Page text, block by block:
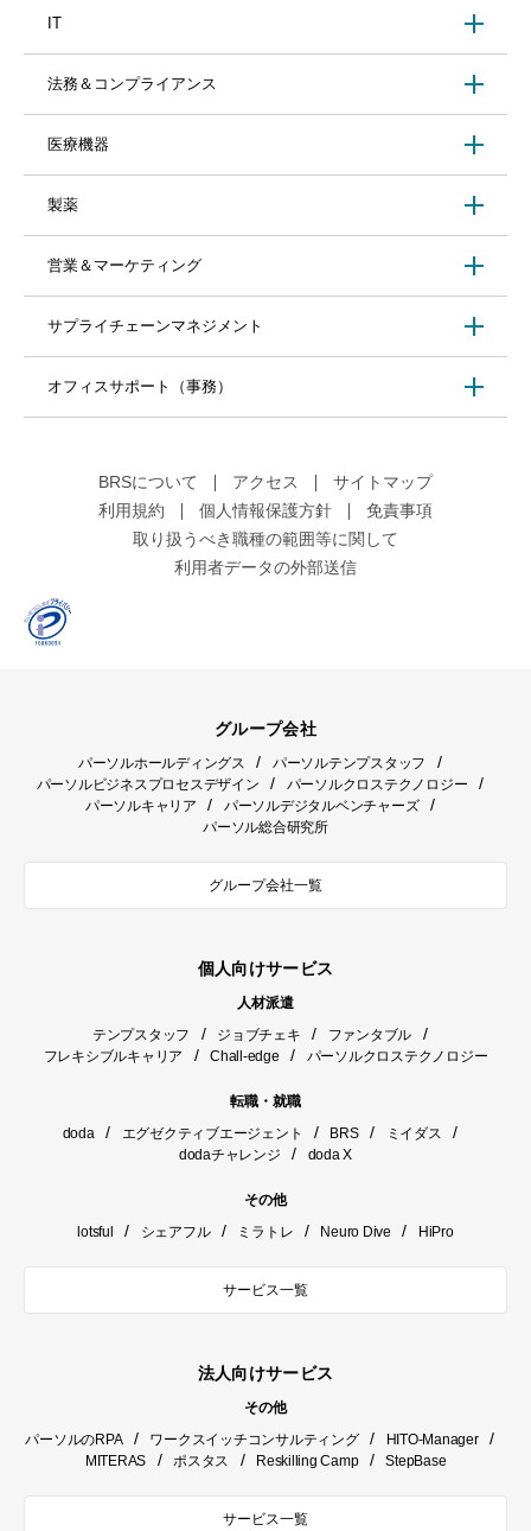
IT
法務＆コンプライアンス
医療機器
製薬
営業＆マーケティング
サプライチェーンマネジメント
オフィスサポート（事務）
BRSについて アクセス
サイトマップ
利用規約
個人情報保護方針
免責事項
取り扱うべき職種の範囲等に関して
利用者データの外部送信
グループ会社
パーソルホールディングス / パーソルテンプスタッフ /
パーソルビジネスプロセスデザイン / パーソルクロステクノロジー /
パーソルキャリア / パーソルデジタルベンチャーズ /
パーソル総合研究所
グループ会社一覧
個人向けサービス
人材派遣
テンプスタッフ
/ ジョブチェキ / ファンタブル /
フレキシブルキャリア / Chall-edge / パーソルクロステクノロジー
転職・就職
doda
/ エグゼクティブエージェント / BRS / ミイダス /
dodaチャレンジ / doda X
その他
lotsful
/ シェアフル / ミラトレ / Neuro Dive / HiPro
サービス一覧
法人向けサービス
その他
パーソルのRPA
/ ワークスイッチコンサルティング / HITO-Manager /
MITERAS / ポスタス / Reskilling Camp / StepBase
サービス一覧